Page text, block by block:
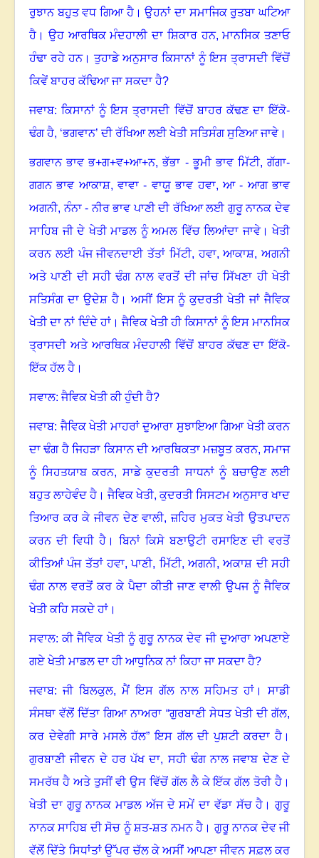
ਰੁਝਾਨ ਬਹੁਤ ਵਧ ਗਿਆ ਹੈ। ਉਹਨਾਂ ਦਾ ਸਮਾਜਿਕ ਰੁਤਬਾ ਘਟਿਆ
ਹੈ। ਉਹ ਆਰਥਿਕ ਮੰਦਹਾਲੀ ਦਾ ਸ਼ਿਕਾਰ ਹਨ, ਮਾਨਸਿਕ ਤਣਾਓ
ਹੰਢਾ ਰਹੇ ਹਨ। ਤੁਹਾਡੇ ਅਨੁਸਾਰ ਕਿਸਾਨਾਂ ਨੂੰ ਇਸ ਤ੍ਰਾਸਦੀ ਵਿੱਚੋਂ
ਕਿਵੇਂ ਬਾਹਰ ਕੱਢਿਆ ਜਾ ਸਕਦਾ ਹੈ?
ਜਵਾਬ: ਕਿਸਾਨਾਂ ਨੂੰ ਇਸ ਤ੍ਰਾਸਦੀ ਵਿੱਚੋਂ ਬਾਹਰ ਕੱਢਣ ਦਾ ਇੱਕੋ-
ਢੰਗ ਹੈ, ‘ਭਗਵਾਨ’ ਦੀ ਰੱਖਿਆ ਲਈ ਖੇਤੀ ਸਤਿਸੰਗ ਸੁਣਿਆ ਜਾਵੇ।
ਭਗਵਾਨ ਭਾਵ ਭ+ਗ+ਵ+ਆ+ਨ,ਭੱਭਾ - ਭੂਮੀ ਭਾਵ ਮਿੱਟੀ, ਗੱਗਾ-
ਗਗਨ ਭਾਵ ਆਕਾਸ਼,ਵਾਵਾ - ਵਾਯੂ ਭਾਵ ਹਵਾ, ਆ - ਆਗ ਭਾਵ
ਅਗਨੀ,ਨੰਨਾ - ਨੀਰ ਭਾਵ ਪਾਣੀ ਦੀ ਰੱਖਿਆ ਲਈ ਗੁਰੂ ਨਾਨਕ ਦੇਵ
ਸਾਹਿਬ ਜੀ ਦੇ ਖੇਤੀ ਮਾਡਲ ਨੂੰ ਅਮਲ ਵਿੱਚ ਲਿਆਂਦਾ ਜਾਵੇ।ਖੇਤੀ
ਕਰਨ ਲਈ ਪੰਜ ਜੀਵਨਦਾਈ ਤੱਤਾਂ ਮਿੱਟੀ,ਹਵਾ,ਆਕਾਸ਼, ਅਗਨੀ
ਅਤੇ ਪਾਣੀ ਦੀ ਸਹੀ ਢੰਗ ਨਾਲ ਵਰਤੋਂ ਦੀ ਜਾਂਚ ਸਿੱਖਣਾ ਹੀ ਖੇਤੀ
ਸਤਿਸੰਗ ਦਾ ਉਦੇਸ਼ ਹੈ। ਅਸੀਂ ਇਸ ਨੂੰ ਕੁਦਰਤੀ ਖੇਤੀ ਜਾਂ ਜੈਵਿਕ
ਖੇਤੀ ਦਾ ਨਾਂ ਦਿੰਦੇ ਹਾਂ।ਜੈਵਿਕ ਖੇਤੀ ਹੀ ਕਿਸਾਨਾਂ ਨੂੰ ਇਸ ਮਾਨਸਿਕ
ਤ੍ਰਾਸਦੀ ਅਤੇ ਆਰਥਿਕ ਮੰਦਹਾਲੀ ਵਿੱਚੋਂ ਬਾਹਰ ਕੱਢਣ ਦਾ ਇੱਕੋ-
ਇੱਕ ਹੱਲ ਹੈ ।
ਸਵਾਲ: ਜੈਵਿਕ ਖੇਤੀ ਕੀ ਹੁੰਦੀ ਹੈ?
ਜਵਾਬ: ਜੈਵਿਕ ਖੇਤੀ ਮਾਹਰਾਂ ਦੁਆਰਾ ਸੁਝਾਇਆ ਗਿਆ ਖੇਤੀ ਕਰਨ
ਦਾ ਢੰਗ ਹੈ ਜਿਹੜਾ ਕਿਸਾਨ ਦੀ ਆਰਥਿਕਤਾ ਮਜ਼ਬੂਤ ਕਰਨ,ਸਮਾਜ
ਨੂੰ ਸਿਹਤਯਾਬ ਕਰਨ, ਸਾਡੇ ਕੁਦਰਤੀ ਸਾਧਨਾਂ ਨੂੰ ਬਚਾਉਣ ਲਈ
ਬਹੁਤ ਲਾਹੇਵੰਦ ਹੈ ।ਜੈਵਿਕ ਖੇਤੀ,ਕੁਦਰਤੀ ਸਿਸਟਮ ਅਨੁਸਾਰ ਖਾਦ
ਤਿਆਰ ਕਰ ਕੇ ਜੀਵਨ ਦੇਣ ਵਾਲੀ,ਜ਼ਹਿਰ ਮੁਕਤ ਖੇਤੀ ਉਤਪਾਦਨ
ਕਰਨ ਦੀ ਵਿਧੀ ਹੈ । ਬਿਨਾਂ ਕਿਸੇ ਬਣਾਉਟੀ ਰਸਾਇਣ ਦੀ ਵਰਤੋਂ
ਕੀਤਿਆਂ ਪੰਜ ਤੱਤਾਂ ਹਵਾ,ਪਾਣੀ, ਮਿੱਟੀ,ਅਗਨੀ,ਅਕਾਸ਼ ਦੀ ਸਹੀ
ਢੰਗ ਨਾਲ ਵਰਤੋਂ ਕਰ ਕੇ ਪੈਦਾ ਕੀਤੀ ਜਾਣ ਵਾਲੀ ਉਪਜ ਨੂੰ ਜੈਵਿਕ
ਖੇਤੀ ਕਹਿ ਸਕਦੇ ਹਾਂ ।
ਸਵਾਲ: ਕੀ ਜੈਵਿਕ ਖੇਤੀ ਨੂੰ ਗੁਰੂ ਨਾਨਕ ਦੇਵ ਜੀ ਦੁਆਰਾ ਅਪਣਾਏ
ਗਏ ਖੇਤੀ ਮਾਡਲ ਦਾ ਹੀ ਆਧੁਨਿਕ ਨਾਂ ਕਿਹਾ ਜਾ ਸਕਦਾ ਹੈ?
ਜਵਾਬ: ਜੀ ਬਿਲਕੁਲ, ਮੈਂ ਇਸ ਗੱਲ ਨਾਲ ਸਹਿਮਤ ਹਾਂ । ਸਾਡੀ
ਸੰਸਥਾ ਵੱਲੋਂ ਦਿੱਤਾ ਗਿਆ ਨਾਅਰਾ “ਗੁਰਬਾਣੀ ਸੇਧਤ ਖੇਤੀ ਦੀ ਗੱਲ,
ਕਰ ਦੇਵੇਗੀ ਸਾਰੇ ਮਸਲੇ ਹੱਲ” ਇਸ ਗੱਲ ਦੀ ਪੁਸ਼ਟੀ ਕਰਦਾ ਹੈ ।
ਗੁਰਬਾਣੀ ਜੀਵਨ ਦੇ ਹਰ ਪੱਖ ਦਾ, ਸਹੀ ਢੰਗ ਨਾਲ ਜਵਾਬ ਦੇਣ ਦੇ
ਸਮਰੱਥ ਹੈ ਅਤੇ ਤੁਸੀਂ ਵੀ ਉਸ ਵਿੱਚੋਂ ਗੱਲ ਲੈ ਕੇ ਇੱਕ ਗੱਲ ਤੋਰੀ ਹੈ ।
ਖੇਤੀ ਦਾ ਗੁਰੂ ਨਾਨਕ ਮਾਡਲ ਅੱਜ ਦੇ ਸਮੇਂ ਦਾ ਵੱਡਾ ਸੱਚ ਹੈ । ਗੁਰੂ
ਨਾਨਕ ਸਾਹਿਬ ਦੀ ਸੋਚ ਨੂੰ ਸ਼ਤ-ਸ਼ਤ ਨਮਨ ਹੈ । ਗੁਰੂ ਨਾਨਕ ਦੇਵ ਜੀ
ਵੱਲੋਂ ਦਿੱਤੇ ਸਿਧਾਂਤਾਂ ਉੱਪਰ ਚੱਲ ਕੇ ਅਸੀਂ ਆਪਣਾ ਜੀਵਨ ਸਫ਼ਲ ਕਰ